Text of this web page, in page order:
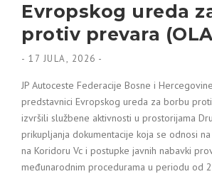
Evropskog ureda
protiv prevara
- 17 JULA, 2026 -
JP Autoceste Federacije Bosne i
predstavnici Evropskog ureda za borbu
izvršili službene aktivnosti u prostorijama
prikupljanja dokumentacije koja se odnosi
na Koridoru Vc i postupke javnih nabavki
međunarodnim procedurama u periodu od